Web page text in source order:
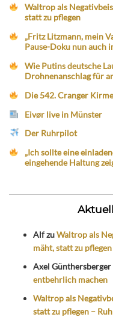
Waltrop als
statt zu pflegen
„Fritz Litzmann, mein
Pause-Doku nun auch
Wie Putins deutsche
Drohnenanschlag für
Die 542. Cranger
Eivør live in Münster
Der Ruhrpilot
„Ich sollte eine
eingehende Haltung
AlfzuWaltrop als
mäht, statt zu pflegen
Axel Günthersberger
entbehrlich machen
Waltrop als
statt zu pflegen –